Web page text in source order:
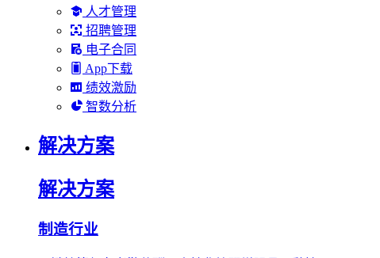
人才管理
招聘管理
电子合同
App下载
绩效激励
智数分析
解决方案
解决方案
制造行业